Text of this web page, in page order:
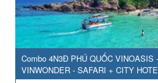
Combo 4N3Đ PHÚ QUỐC VINOASIS
VINWONDER - SAFARI + CITY